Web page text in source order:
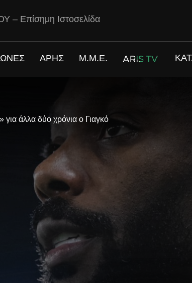
Επίσημη Ιστοσελίδα
ΑΡΗΣ M.M.E. ARIS TV
για άλλα δύο χρόνια ο Γιαγκό